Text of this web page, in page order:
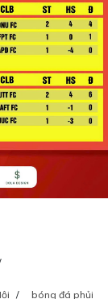
/ bóng đá phủi